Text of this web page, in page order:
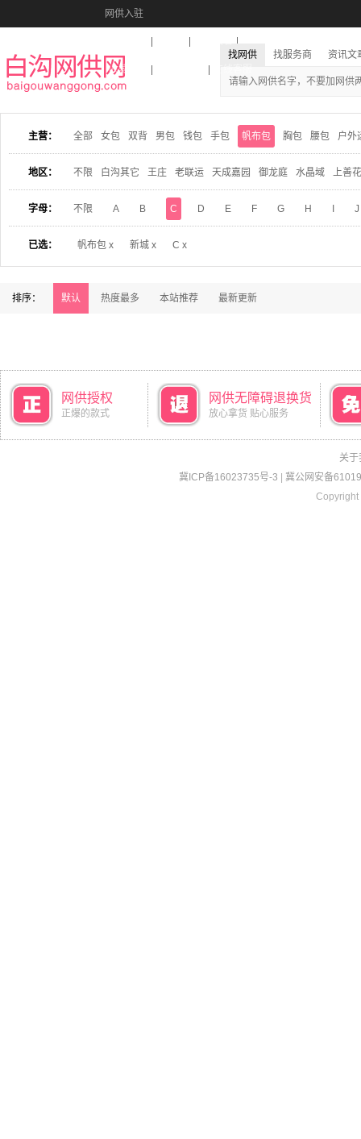
网供入驻
收藏本站
找网供 找服务商 资讯文
主营： 全部 女包 双背 男包 钱包 手包 帆布包 胸包 腰包 户外
地区： 不限 白沟其它 王庄 老联运 天成嘉园 御龙庭 水晶域 上善
字母： 不限 A B C D E F G H J
已选： 帆布包 x 新城 x C x
排序： 默认 热度最多 本站推荐 最新更新
网供授权
正爆的款式
网供无障碍退换货
放心拿货 贴心服务
关于
冀ICP备16023735号-3
冀公网安备